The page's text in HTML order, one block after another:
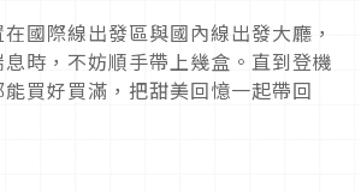
國際線出發區與國內線出發大廳，
時，不妨順手帶上幾盒。直到登機
買好買滿，把甜美回憶一起帶回